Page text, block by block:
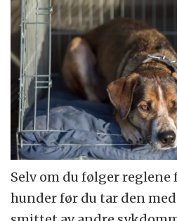
Selv om du følger
hunder før du tar den